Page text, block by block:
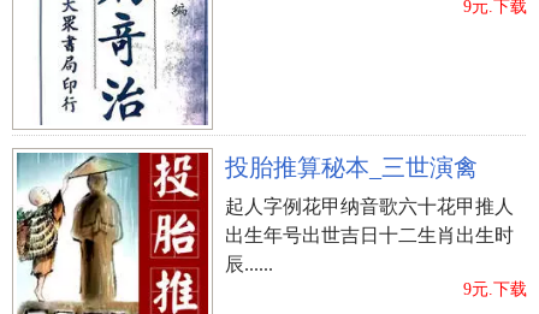
9元.下载
投胎推算秘本_三世演禽
起人字例花甲纳音歌六十花甲推人
出生年号出世吉日十二生肖出生时
辰......
9元.下载